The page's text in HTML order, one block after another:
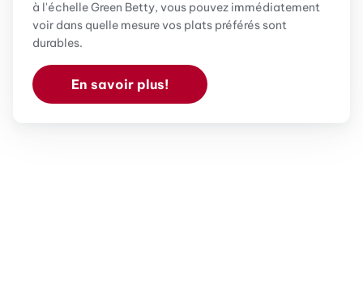
à l'échelle Green Betty, vous pouvez immédiatement
voir dans quelle mesure vos plats préférés sont
durables.
En savoir plus!